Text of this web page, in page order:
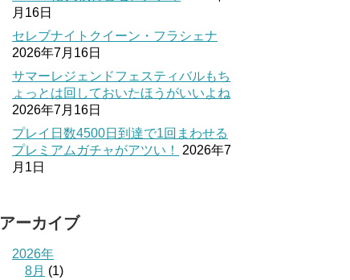
月16日
セレブナイトクイーン・フラシェナ
2026年7月16日
サマーレジェンドフェスティバルもち
ょっとは回しておいたほうがいいよね
2026年7月16日
プレイ日数4500日到達で1回まわせる
プレミアムガチャがアツい！
2026年7
月1日
アーカイブ
2026年
8月 (1)